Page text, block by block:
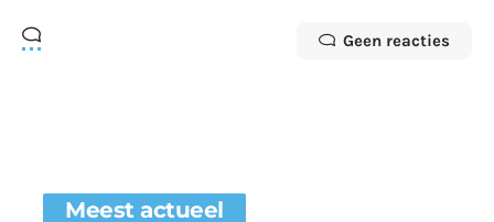
Geen reacties
Meest actueel